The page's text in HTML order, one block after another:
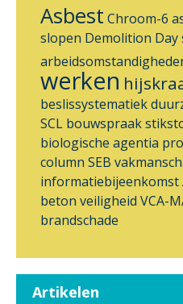
Asbest Chroom-6
slopen Demolition Day
werken
beslissystematiek
SCL bouwspraak
biologische agentia
column SEB
informatiebijeenkomst
beton veiligheid VCA-
brandschade
Artikelen